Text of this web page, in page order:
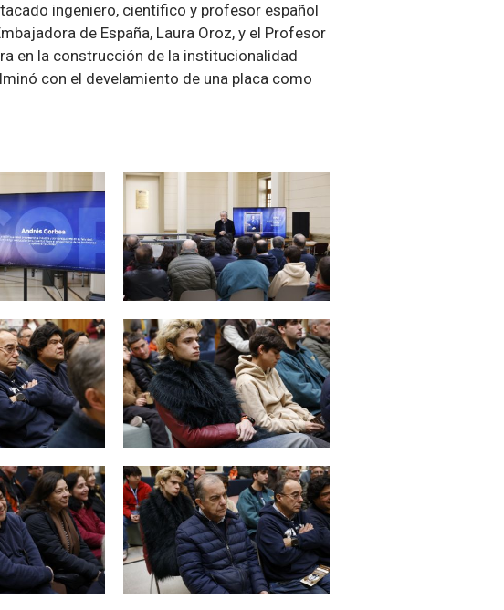
ingeniero, científico y profesor español
de España, Laura Oroz, y el Profesor
en la construcción de la institucionalidad
con el develamiento de una placa como
Zoom
Zoom
Zoom